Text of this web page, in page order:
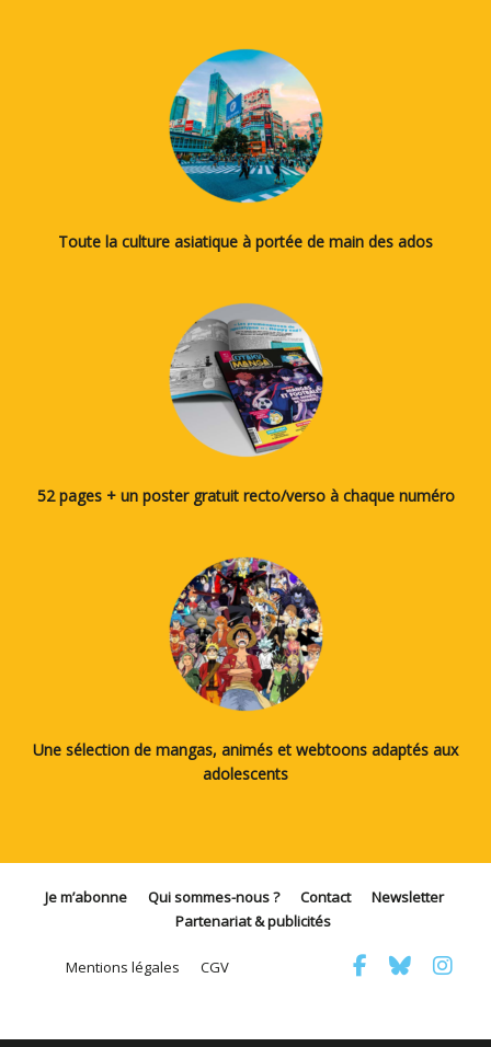
Toute la culture asiatique à portée de main des ados
52 pages + un poster gratuit recto/verso à chaque numéro
Une sélection de mangas, animés et webtoons adaptés aux
adolescents
Je m’abonne Qui sommes-nous ? Contact
Newsletter
Partenariat & publicités
Mentions légales CGV